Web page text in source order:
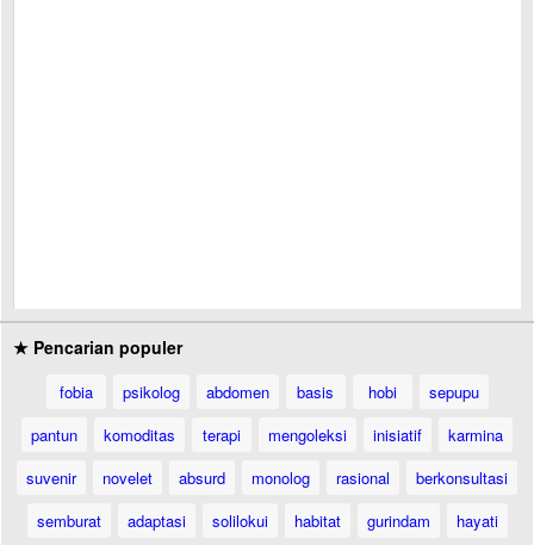
★ Pencarian populer
fobia psikolog abdomen basis hobi
sepupu
pantun
komoditas terapi mengoleksi inisiatif
karmina
suvenir
novelet absurd monolog rasional
berkonsultasi
semburat
adaptasi solilokui habitat gurindam
hayati